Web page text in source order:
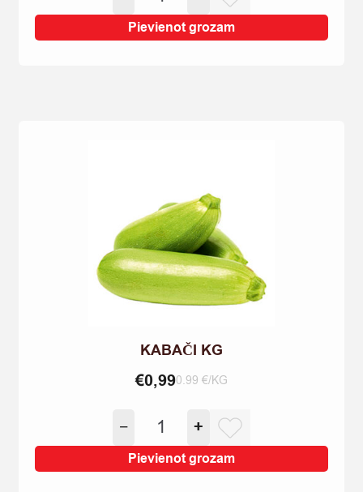
JAUNIE
KG
quantity
Pievienot grozam
KABAČI KG
€0,990.99 €/KG
−
KABAČI
KG
quantity
+
Pievienot grozam